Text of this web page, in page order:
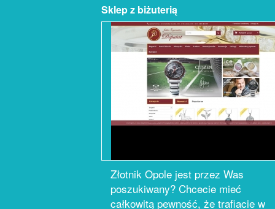
Sklep z biżuterią
Złotnik Opole jest przez Was
poszukiwany? Chcecie mieć
całkowitą pewność, że trafiacie w